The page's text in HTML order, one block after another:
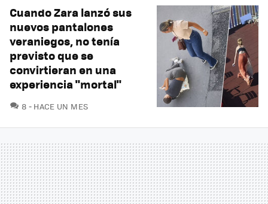
Cuando Zara lanzó sus
nuevos pantalones
veraniegos, no tenía
previsto que se
convirtieran en una
experiencia "mortal"
8 COMENTARIOS
HACE UN MES